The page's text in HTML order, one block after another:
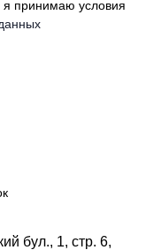
я принимаю условия
бул., 1, стр. 6,